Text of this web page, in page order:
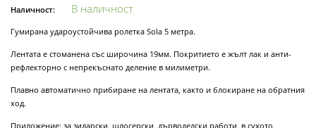
Наличност: В наличност
Гумирана удароустойчива ролетка Sola 5 метра.
Лентата е стоманена със широчина 19мм. Покритието е жълт лак и анти-
рефлекторно с непрекъснато деление в милиметри.
Плавно автоматично прибиране на лентата, както и блокиране на обратния
ход.
Приложение: за зидарски, шлосерски, дърводелски работи, в сухото